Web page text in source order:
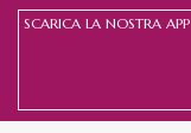
SCARICA LA NOSTRA